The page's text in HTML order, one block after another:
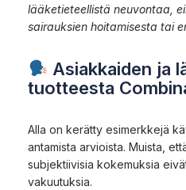
lääketieteellistä neuvontaa,
sairauksien hoitamisesta tai
Asiakkaiden ja
tuotteesta
Alla on kerätty esimerkkejä
antamista arvioista. Muista,
subjektiivisia kokemuksia
vakuutuksia.